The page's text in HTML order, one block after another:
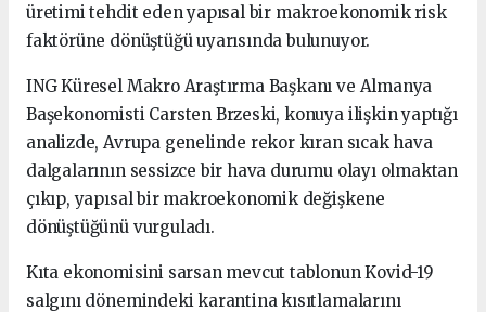
üretimi tehdit eden yapısal bir makroekonomik risk
faktörüne dönüştüğü uyarısında bulunuyor.
ING Küresel Makro Araştırma Başkanı ve Almanya
Başekonomisti Carsten Brzeski, konuya ilişkin yaptığı
analizde, Avrupa genelinde rekor kıran sıcak hava
dalgalarının sessizce bir hava durumu olayı olmaktan
çıkıp, yapısal bir makroekonomik değişkene
dönüştüğünü vurguladı.
Kıta ekonomisini sarsan mevcut tablonun Kovid-19
salgını dönemindeki karantina kısıtlamalarını